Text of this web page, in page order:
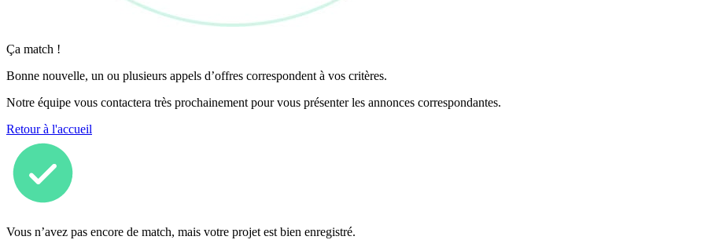
Ça match !
Bonne nouvelle, un ou plusieurs appels d’offres correspondent à vos critères.
Notre équipe vous contactera très prochainement pour vous présenter les annonces correspondantes.
Retour à l'accueil
Vous n’avez pas encore de match, mais votre projet est bien enregistré.